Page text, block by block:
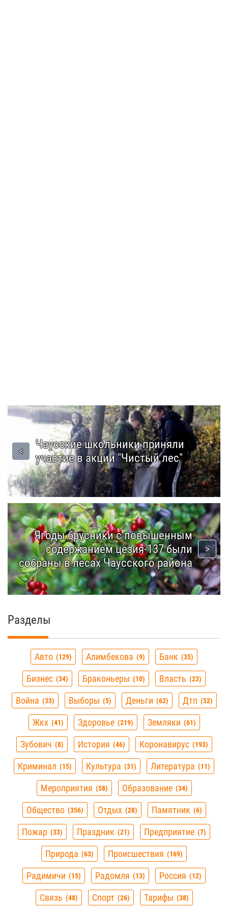
Чаусские школьники приняли
участие в акции "Чистый лес"
Ягоды брусники с повышенным
содержанием цезия-137 были
собраны в лесах Чаусского района
Разделы
Авто 129 Алимбекова 9 Банк 35
Бизнес 34 Браконьеры 10 Власть 23
Война 33 Выборы 5 Деньги 62 Дтп 52
Жкх 41 Здоровье 219 Земляки 61
Зубович 8 История 46 Коронавирус 193
Криминал 15 Культура 31 Литература 11
Мероприятия 58 Образование 34
Общество 356 Отдых 28 Памятник 6
Пожар 33 Праздник 21 Предприятие 7
Природа 63 Происшествия 169
Радимичи 15 Радомля 13 Россия 12
Связь 48 Спорт 26 Тарифы 38